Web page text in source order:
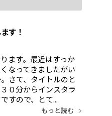
す！
ます。最近はすっか
なってきましたがい
さて、タイトルのと
０分からインスタラ
すので、とて...
もっと読む